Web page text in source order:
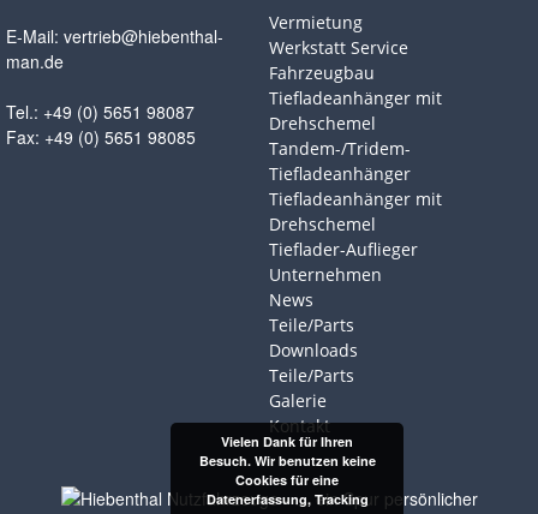
E-Mail: vertrieb@hiebenthal-
man.de
Tel.: +49 (0) 5651 98087
Fax: +49 (0) 5651 98085
Vermietung
Werkstatt Service
Fahrzeugbau
Tiefladeanhänger mit
Drehschemel
Tandem-/Tridem-
Tiefladeanhänger
Tiefladeanhänger mit
Drehschemel
Tieflader-Auflieger
Unternehmen
News
Teile/Parts
Downloads
Teile/Parts
Galerie
Kontakt
Vielen Dank für Ihren
Besuch. Wir benutzen keine
Cookies für eine
Datenerfassung, Tracking